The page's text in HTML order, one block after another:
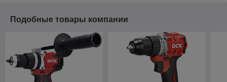
Подобные товары компании